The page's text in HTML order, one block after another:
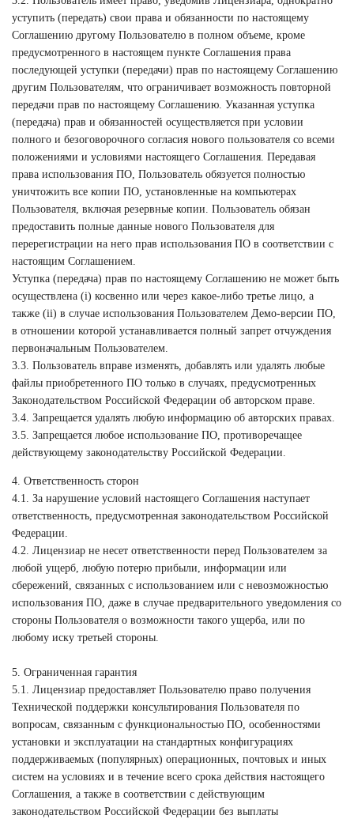
уступить (передать) свои права и обязанности по настоящему
Соглашению другому Пользователю в полном объеме, кроме
предусмотренного в настоящем пункте Соглашения права
последующей уступки (передачи) прав по настоящему Соглашению
другим Пользователям, что ограничивает возможность повторной
передачи прав по настоящему Соглашению. Указанная уступка
(передача) прав и обязанностей осуществляется при условии
полного и безоговорочного согласия нового пользователя со всеми
положениями и условиями настоящего Соглашения. Передавая
права использования ПО, Пользователь обязуется полностью
уничтожить все копии ПО, установленные на компьютерах
Пользователя, включая резервные копии. Пользователь обязан
предоставить полные данные нового Пользователя для
перерегистрации на него прав использования ПО в соответствии с
настоящим Соглашением.
Уступка (передача) прав по настоящему Соглашению не может быть
осуществлена (i) косвенно или через какое-либо третье лицо, а
также (ii) в случае использования Пользователем Демо-версии ПО,
в отношении которой устанавливается полный запрет отчуждения
первоначальным Пользователем.
3.3. Пользователь вправе изменять, добавлять или удалять любые
файлы приобретенного ПО только в случаях, предусмотренных
Законодательством Российской Федерации об авторском праве.
3.4. Запрещается удалять любую информацию об авторских правах.
3.5. Запрещается любое использование ПО, противоречащее
действующему законодательству Российской Федерации.
4. Ответственность сторон
4.1. За нарушение условий настоящего Соглашения наступает
ответственность, предусмотренная законодательством Российской
Федерации.
4.2. Лицензиар не несет ответственности перед Пользователем за
любой ущерб, любую потерю прибыли, информации или
сбережений, связанных с использованием или с невозможностью
использования ПО, даже в случае предварительного уведомления со
стороны Пользователя о возможности такого ущерба, или по
любому иску третьей стороны.
5. Ограниченная гарантия
5.1. Лицензиар предоставляет Пользователю право получения
Технической поддержки консультирования Пользователя по
вопросам, связанным с функциональностью ПО, особенностями
установки и эксплуатации на стандартных конфигурациях
поддерживаемых (популярных) операционных, почтовых и иных
систем на условиях и в течение всего срока действия настоящего
Соглашения, а также в соответствии с действующим
законодательством Российской Федерации без выплаты